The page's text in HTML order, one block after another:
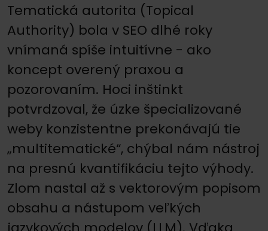
Tematická autorita (Topical
Authority) bola v SEO dlhé roky
vnímaná spíše intuitívne - ako
koncept overený praxou a
pozorovaním. Hoci inštinkt
potvrdzoval, že úzke špecializované
weby konzistentne prekonávajú tie
„multitematické“, chýbal nám nástroj
na presnú kvantifikáciu tejto výhody.
Zlom nastal až s vektorovým popisom
obsahu a nástupom veľkých